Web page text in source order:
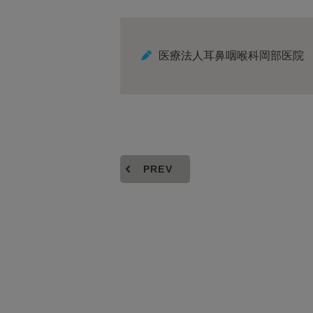
医療法人耳鼻咽喉科岡部医院
PREV